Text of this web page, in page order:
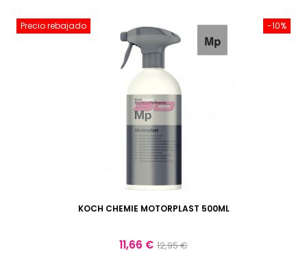
-10%
Precio rebajado
KOCH CHEMIE MOTORPLAST 500ML
Precio
11,66 € Precio
12,95 €